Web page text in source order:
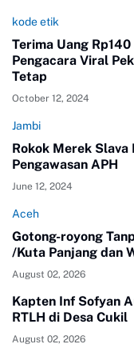
kode etik
Terima Uang
Pengacara Viral
Tetap
October 12, 2024
Jambi
Rokok Merek
Pengawasan APH
June 12, 2024
Aceh
Gotong-royong
/Kuta Panjang dan
August 02, 2026
Kapten Inf Sofyan
RTLH di Desa Cukil
August 02, 2026